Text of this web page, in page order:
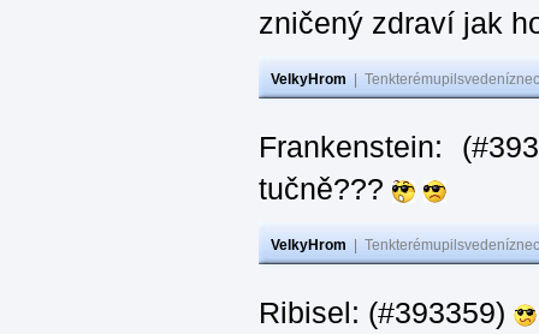
zničený zdraví jak
VelkyHrom
Frankenstein:
tučně???
VelkyHrom
Ribisel: (#393359)